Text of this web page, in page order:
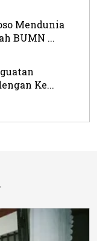
Mendunia
BUMN ...
Ke...